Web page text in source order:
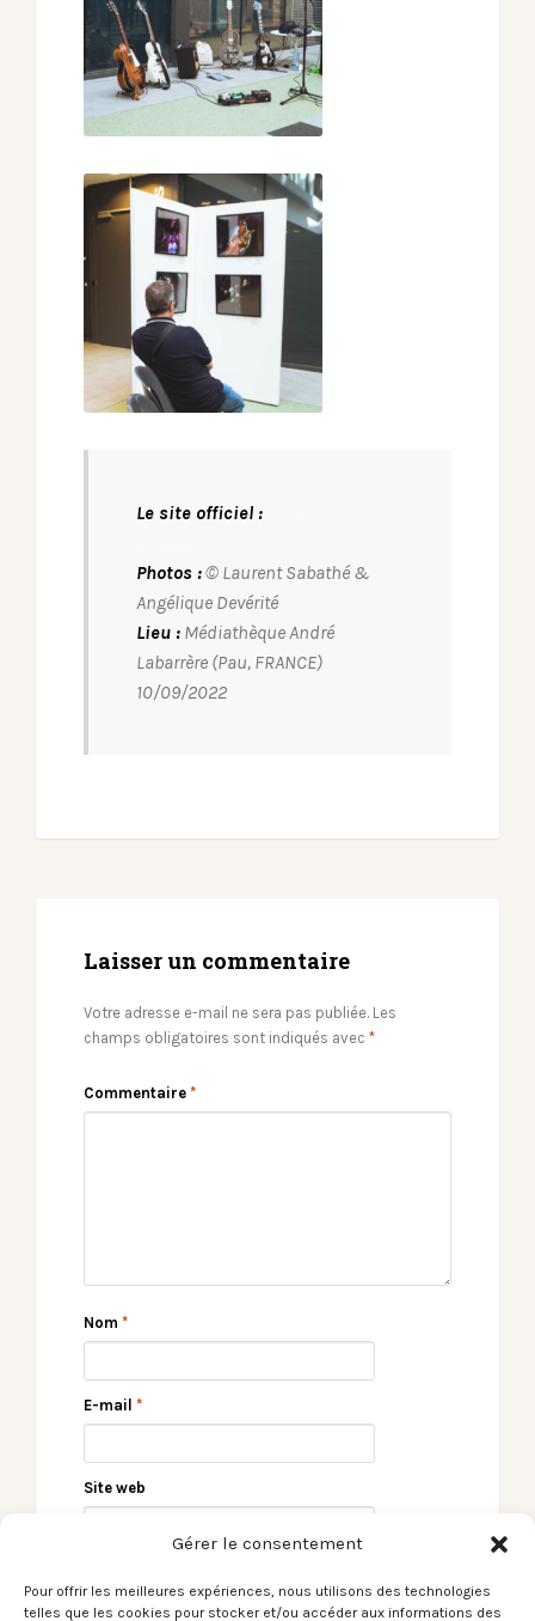
Gérer le consentement
Pour offrir les meilleures expériences, nous utilisons des technologies
telles que les cookies pour stocker et/ou accéder aux informations des
Le site officiel :
Photos :© Laurent Sabathé &
Angélique Devérité
Lieu : Médiathèque André
Labarrère (Pau, FRANCE)
10/09/2022
Laisser un commentaire
Votre adresse e-mail ne sera pas publiée. Les
champs obligatoires sont indiqués avec *
Commentaire *
Nom *
E-mail *
Site web